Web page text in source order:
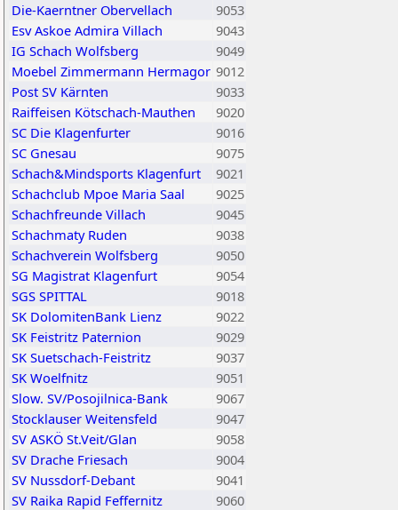
Die-Kaerntner Obervellach
9053
Esv Askoe Admira Villach
9043
IG Schach Wolfsberg
9049
Moebel Zimmermann Hermagor 9012
Post SV Kärnten
9033
Raiffeisen Kötschach-Mauthen
9020
SC Die Klagenfurter
9016
SC Gnesau
9075
Schach&Mindsports Klagenfurt
9021
Schachclub Mpoe Maria Saal
9025
Schachfreunde Villach
9045
Schachmaty Ruden
9038
Schachverein Wolfsberg
9050
SG Magistrat Klagenfurt
9054
SGS SPITTAL
9018
SK DolomitenBank Lienz
9022
SK Feistritz Paternion
9029
SK Suetschach-Feistritz
9037
SK Woelfnitz
9051
Slow. SV/Posojilnica-Bank
9067
Stocklauser Weitensfeld
9047
SV ASKÖ St.Veit/Glan
9058
SV Drache Friesach
9004
SV Nussdorf-Debant
9041
SV Raika Rapid Feffernitz
9060